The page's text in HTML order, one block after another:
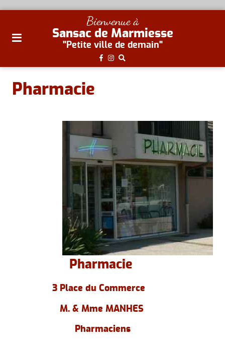
site
au
aller au
Bienvenue à
Sansac de Marmiesse
"Petite ville de demain"
Pharmacie
Pharmacie
3 Place du Commerce
M. & Mme MANHES
Pharmaciens